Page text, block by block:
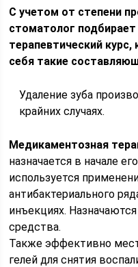
С учетом от степени
стоматолог
терапевтический
себя такие
Удаление зуба
крайних случаях.
Медикаментозная
назначается в начале
используется
антибактериального
инъекциях.
средства.
Также эффективно
гелей для снятия